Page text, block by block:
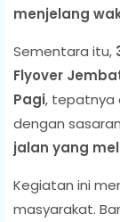
menjelang
Sementara itu,
Flyover
Pagi, tepatnya
dengan sasaran
jalan yang
Kegiatan ini
masyarakat.